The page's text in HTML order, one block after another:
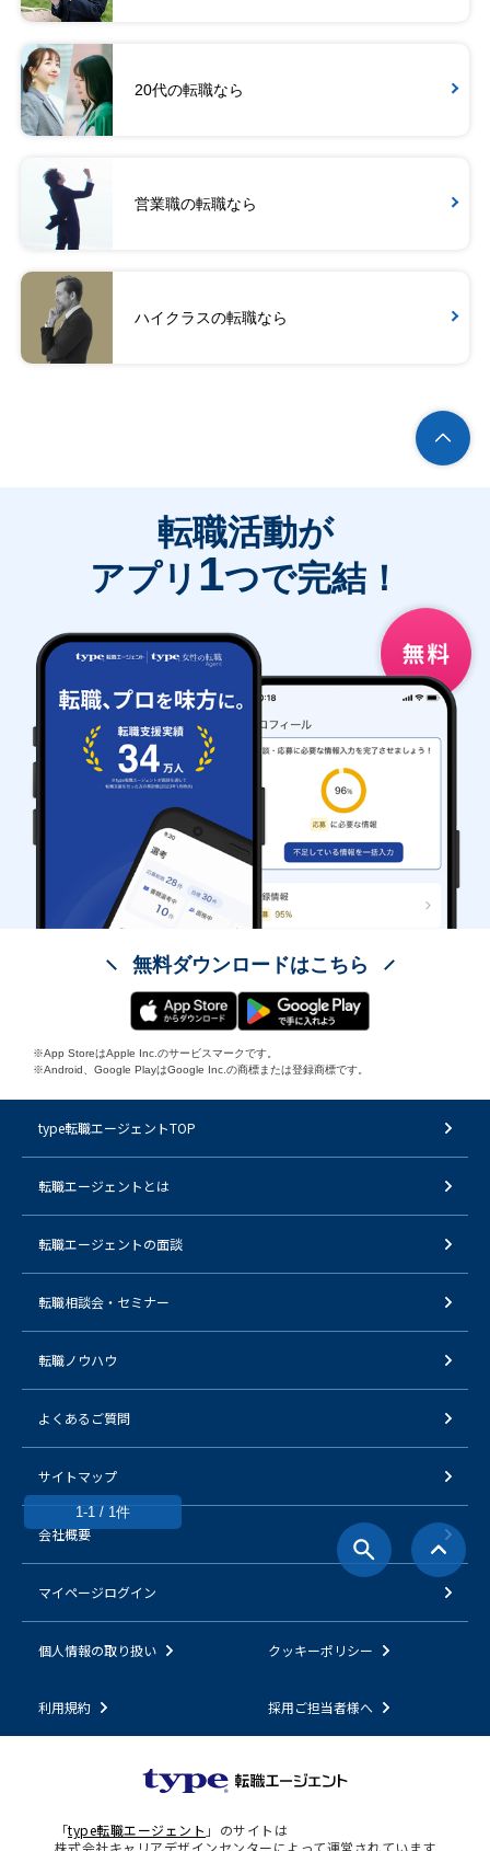
20代の転職なら
営業職の転職なら
ハイクラスの転職なら
1-1 / 1件
転職活動が
アプリ 1つで完結！
無料ダウンロードはこちら
※App StoreはApple Inc.のサービスマークです。
※Android、Google PlayはGoogle Inc.の商標または登録商標です。
type転職エージェントTOP
転職エージェントとは
転職エージェントの面談
転職相談会・セミナー
転職ノウハウ
よくあるご質問
サイトマップ
会社概要
マイページログイン
個人情報の取り扱い クッキーポリシー
利用規約 採用ご担当者様へ
「type転職エージェント 」のサイトは
株式会社キャリアデザインセンターによって運営されています